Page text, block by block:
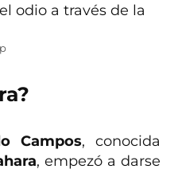
Campos, conocida
, empezó a darse